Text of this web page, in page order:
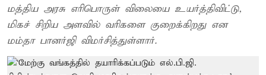
மத்திய அரசு எரிபொருள் விலையை உயர்த்திவிட்டு,
மிகச் சிறிய அளவில் வரிகளை குறைக்கிறது என
மம்தா பானர்ஜி விமர்சித்துள்ளார்.